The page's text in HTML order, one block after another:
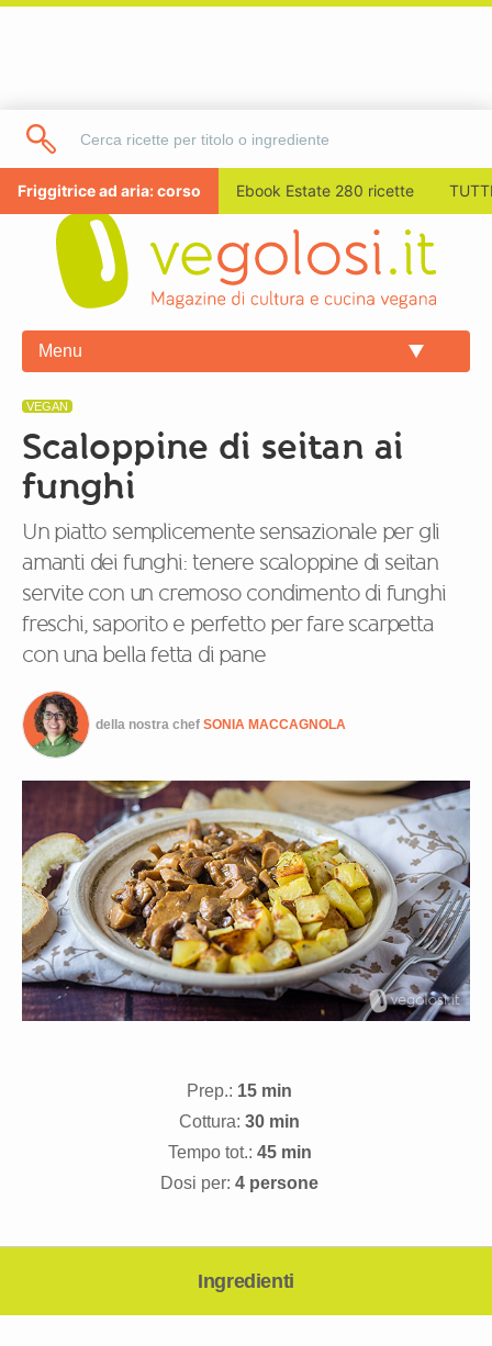
Friggitrice ad aria: corso Ebook Estate 280 ricette
Menu
VEGAN
Scaloppine di seitan ai
funghi
Un piatto semplicemente sensazionale per gli
amanti dei funghi: tenere scaloppine di seitan
servite con un cremoso condimento di funghi
freschi, saporito e perfetto per fare scarpetta
con una bella fetta di pane
della nostra chef SONIA MACCAGNOLA
Prep.: 15 min
Cottura: 30 min
Tempo tot.: 45 min
Dosi per: 4 persone
Ingredienti